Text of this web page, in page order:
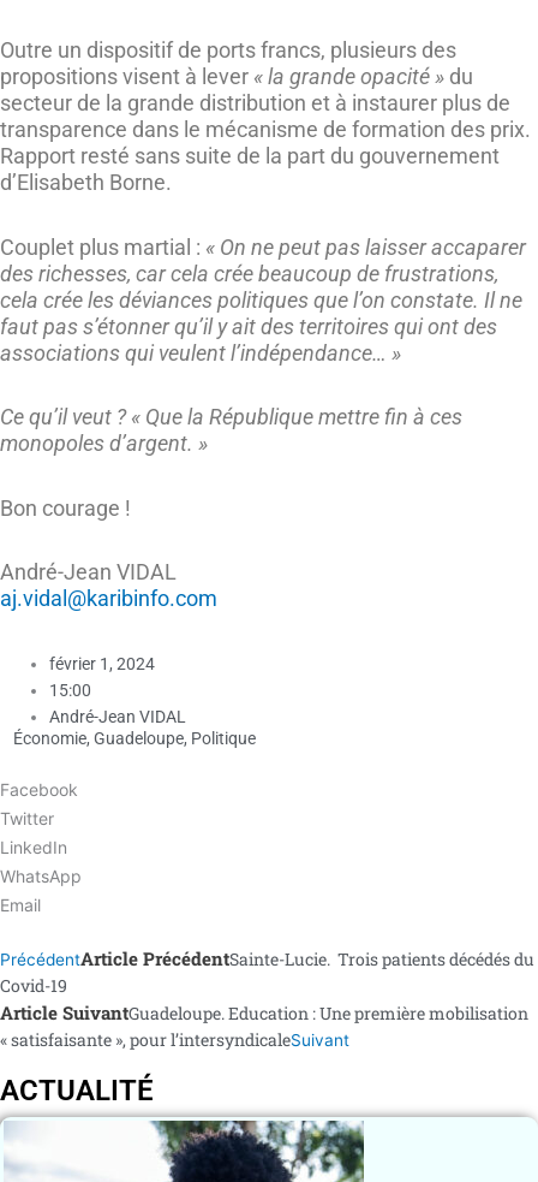
Outre un dispositif de ports francs, plusieurs des
propositions visent à lever « la grande opacité » du
secteur de la grande distribution et à instaurer plus de
transparence dans le mécanisme de formation des prix.
Rapport resté sans suite de la part du gouvernement
d’Elisabeth Borne.
Couplet plus martial : « On ne peut pas laisser accaparer
des richesses, car cela crée beaucoup de frustrations,
cela crée les déviances politiques que l’on constate. Il ne
faut pas s’étonner qu’il y ait des territoires qui ont des
associations qui veulent l’indépendance… »
Ce qu’il veut ? « Que la République mettre fin à ces
monopoles d’argent. »
Bon courage !
André-Jean VIDAL
aj.vidal@karibinfo.com
février 1, 2024
15:00
André-Jean VIDAL
Économie, Guadeloupe, Politique
Facebook
Twitter
LinkedIn
WhatsApp
Email
PrécédentArticle PrécédentSainte-Lucie. Trois patients décédés du
Covid-19
Article SuivantGuadeloupe. Education : Une première mobilisation
« satisfaisante », pour l’intersyndicaleSuivant
ACTUALITÉ